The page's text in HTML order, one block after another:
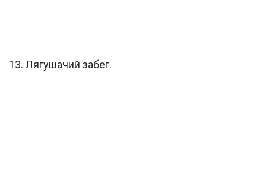
13. Лягушачий забег.